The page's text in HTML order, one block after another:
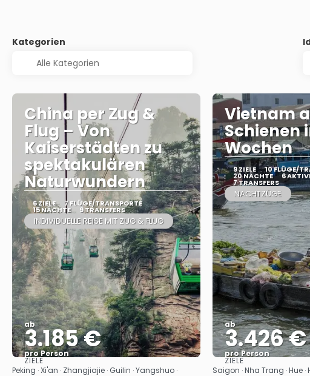
Kategorien
China per Zug &
Flug – Von
Kaiserstädten zu
spektakulären
Naturwundern
6 ZIELE 7 FLÜGE/TRANSPORTE
15 NÄCHTE 9 TRANSFERS
INDIVIDUELLE REISE MIT ZUG & FLUG
ab
3.185 €
pro Person
Sehen
ZIELE
Peking · Xi'an · Zhangjiajie · Guilin · Yangshuo ·
Vietnam
Schienen
Wochen
9 ZIELE 10 FLÜGE/
20 NÄCHTE 6
7 TRANSFERS
NACHTZÜGE
ab
3.426 €
pro Person
ZIELE
Saigon · Nha Trang · Hue ·